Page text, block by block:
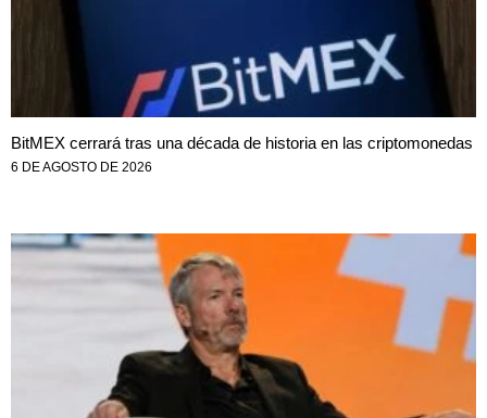
BitMEX cerrará tras una década de historia en las criptomonedas
6 DE AGOSTO DE 2026